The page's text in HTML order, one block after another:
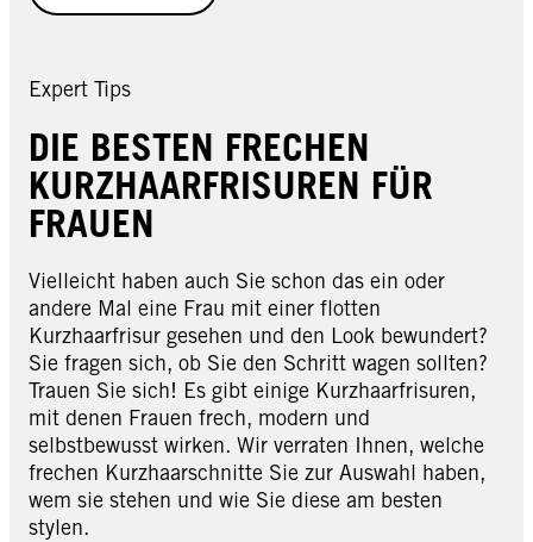
Expert Tips
DIE BESTEN FRECHEN
KURZHAARFRISUREN FÜR
FRAUEN
Vielleicht haben auch Sie schon das ein oder
andere Mal eine Frau mit einer flotten
Kurzhaarfrisur gesehen und den Look bewundert?
Sie fragen sich, ob Sie den Schritt wagen sollten?
Trauen Sie sich! Es gibt einige Kurzhaarfrisuren,
mit denen Frauen frech, modern und
selbstbewusst wirken. Wir verraten Ihnen, welche
frechen Kurzhaarschnitte Sie zur Auswahl haben,
wem sie stehen und wie Sie diese am besten
stylen.